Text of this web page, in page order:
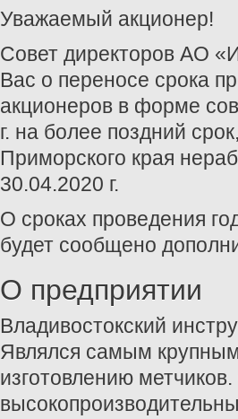
Уважаемый акционер!
Совет директоров АО
Вас о переносе срока
акционеров в форме
г. на более поздний
Приморского края
30.04.2020 г.
О сроках проведения
будет сообщено
О предприятии
Владивостокский
Являлся самым
изготовлению